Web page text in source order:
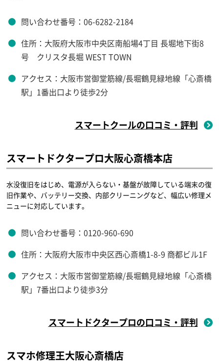
問い合わせ番号：06-6282-2184
住所：大阪府大阪市中央区南船場4丁目 長堀地下街8
号 クリスタ長堀 WEST TOWN
アクセス：大阪市営御堂筋線/長堀鶴見緑地線「心斎橋
駅」1番出口より徒歩2分
スマートクールの口コミ・評判
スマートドクタープロ大阪心斎橋本店
水没復旧をはじめ、電源が入らない・基盤が故障している端末の復
旧作業や、バッテリー交換、内部クリーニングなど、幅広い修理メ
ニューに対応しています。
問い合わせ番号：0120-960-690
住所：大阪府大阪市中央区西心斎橋1-8-9 商都ビル1F
アクセス：大阪市営御堂筋線/長堀鶴見緑地線「心斎橋
駅」7番出口より徒歩3分
スマートドクタープロの口コミ・評判
スマホ修理王大阪心斎橋店